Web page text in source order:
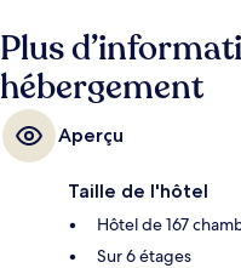
la gare centrale de Munich se
Hauptbahnhof, à 4 min.
Plus
hébergement
Aperçu
Taille de l'hôtel
Hôtel de 167
Sur 6 étages